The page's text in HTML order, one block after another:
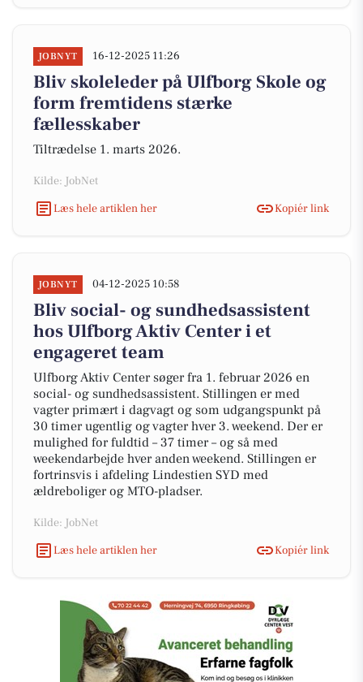
JOBNYT 16-12-2025 11:26
Bliv skoleleder på Ulfborg Skole og
form fremtidens stærke
fællesskaber
Tiltrædelse 1. marts 2026.
Kilde: JobNet
Læs hele artiklen her
Kopiér link
JOBNYT 04-12-2025 10:58
Bliv social- og sundhedsassistent
hos Ulfborg Aktiv Center i et
engageret team
Ulfborg Aktiv Center søger fra 1. februar 2026 en
social- og sundhedsassistent. Stillingen er med
vagter primært i dagvagt og som udgangspunkt på
30 timer ugentlig og vagter hver 3. weekend. Der er
mulighed for fuldtid – 37 timer – og så med
weekendarbejde hver anden weekend. Stillingen er
fortrinsvis i afdeling Lindestien SYD med
ældreboliger og MTO-pladser.
Kilde: JobNet
Læs hele artiklen her
Kopiér link